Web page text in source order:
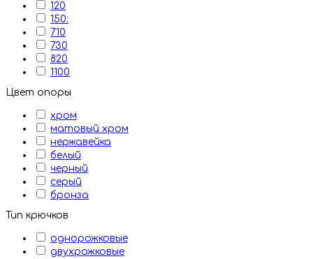
120
150:
710
730
820
1100
Цвет опоры
хром
матовый хром
нержавейка
белый
черный
серый
бронза
Тип крючков
однорожковые
двухрожковые